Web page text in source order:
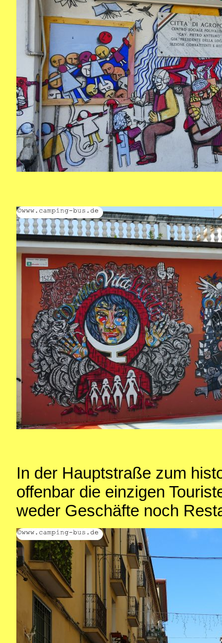
In der Hauptstraße zum
offenbar die einzigen
weder Geschäfte noch